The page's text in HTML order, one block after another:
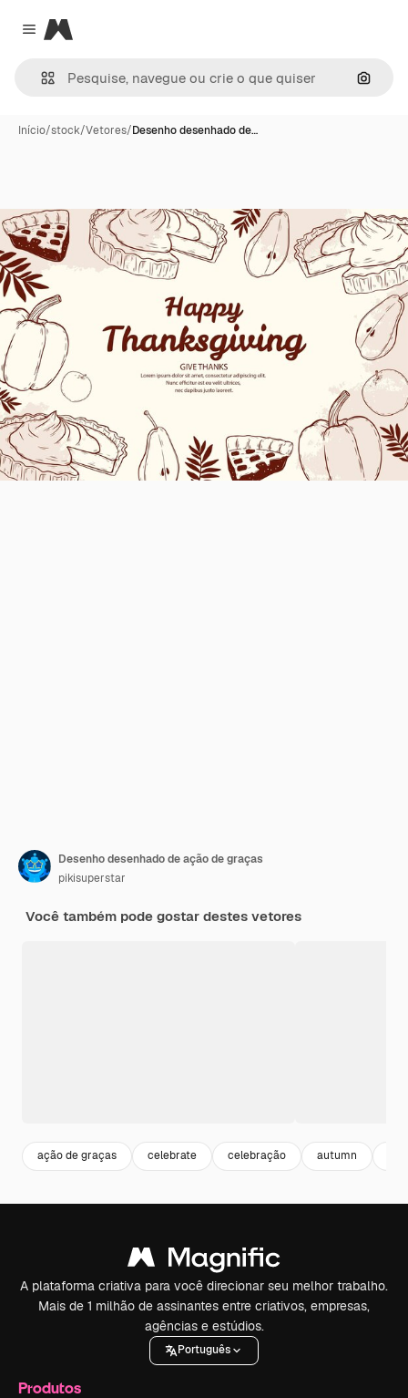
Close menu
Magnific
Início/stock/Vetores/Desenho desenhado de…
Desenho desenhado de ação de graças
pikisuperstar
Você também pode gostar destes vetores
ação de graças celebrate celebração autumn
A plataforma criativa para você direcionar seu melhor trabalho.
Mais de 1 milhão de assinantes entre criativos, empresas,
agências e estúdios.
Português
Produtos